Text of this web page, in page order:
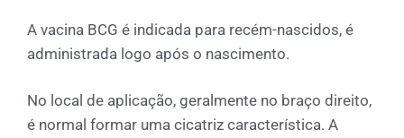
A vacina BCG é indicada para recém-nascidos, é
administrada logo após o nascimento.
No local de aplicação, geralmente no braço direito,
é normal formar uma cicatriz característica. A